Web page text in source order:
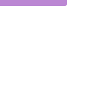
4,50€